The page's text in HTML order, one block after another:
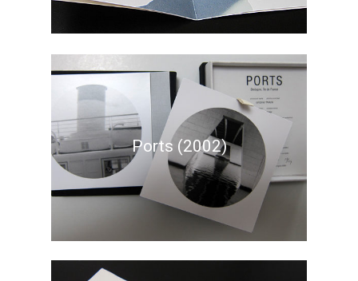
Ports (2002)